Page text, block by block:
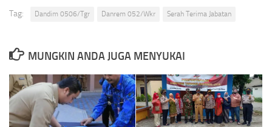
Tag: Dandim 0506/Tgr Danrem 052/Wkr Serah Terima Jabatan
MUNGKIN ANDA JUGA MENYUKAI